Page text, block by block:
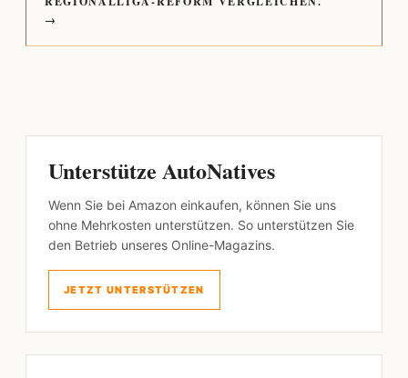
→
Unterstütze AutoNatives
Wenn Sie bei Amazon einkaufen, können Sie uns
ohne Mehrkosten unterstützen. So unterstützen Sie
den Betrieb unseres Online-Magazins.
JETZT UNTERSTÜTZEN